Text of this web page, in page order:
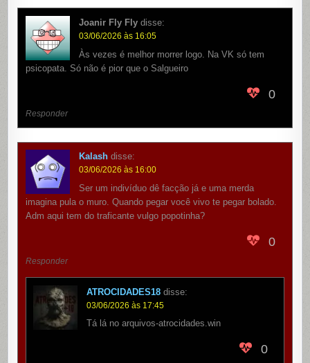
Joanir Fly Fly disse:
03/06/2026 às 16:05
Às vezes é melhor morrer logo. Na VK só tem
psicopata. Só não é pior que o Salgueiro
0
Responder
Kalash disse:
03/06/2026 às 16:00
Ser um indivíduo dê facção já e uma merda
imagina pula o muro. Quando pegar você vivo te pegar bolado.
Adm aqui tem do traficante vulgo popotinha?
0
Responder
ATROCIDADES18 disse:
03/06/2026 às 17:45
Tá lá no arquivos-atrocidades.win
0